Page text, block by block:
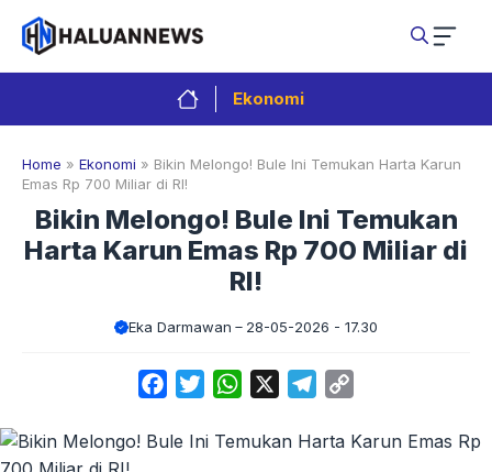
Langsung
isi
Ekonomi
Home » Ekonomi » Bikin Melongo! Bule Ini Temukan Harta Karun
Emas Rp 700 Miliar di RI!
Bikin Melongo! Bule Ini Temukan
Harta Karun Emas Rp 700 Miliar di
RI!
Eka Darmawan 28-05-2026 - 17.30
FacebookTwitterWhatsApp Telegram